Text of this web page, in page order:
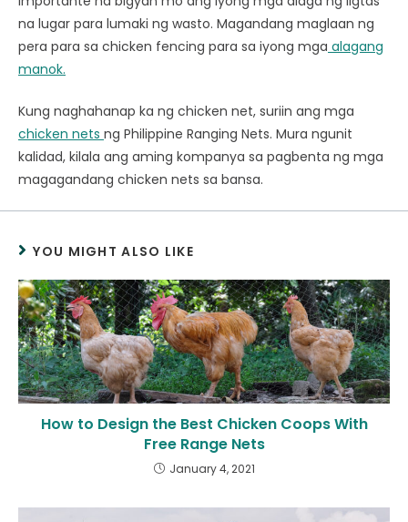
na lugar para lumaki ng wasto. Magandang maglaan ng
pera para sa chicken fencing para sa iyong mga alagang
manok.
Kung naghahanap ka ng chicken net, suriin ang mga
chicken nets ng Philippine Ranging Nets. Mura ngunit
kalidad, kilala ang aming kompanya sa pagbenta ng mga
magagandang chicken nets sa bansa.
YOU MIGHT ALSO LIKE
How to Design the Best Chicken Coops With
Free Range Nets
January 4, 2021